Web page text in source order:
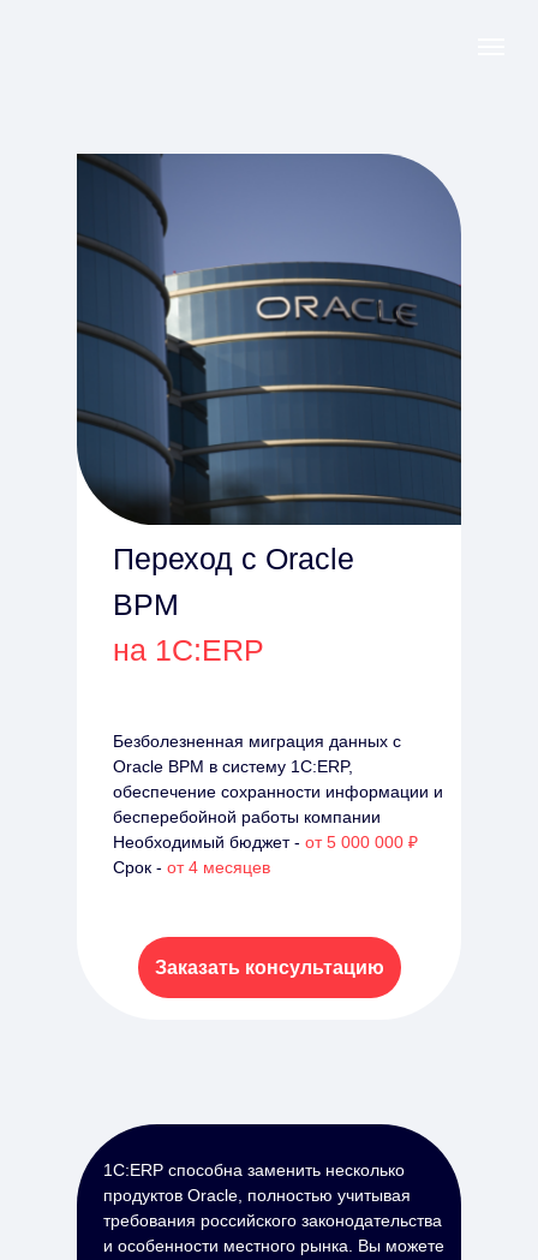
Переход с Oracle
BPM
на 1С:ERP
Безболезненная миграция данных с
Oracle BPM в систему 1С:ERP,
обеспечение сохранности информации и
бесперебойной работы компании
Необходимый бюджет - от 5 000 000 ₽
Срок - от 4 месяцев
Заказать консультацию
1С:ERP способна заменить несколько
продуктов Oracle, полностью учитывая
требования российского законодательства
и особенности местного рынка. Вы можете